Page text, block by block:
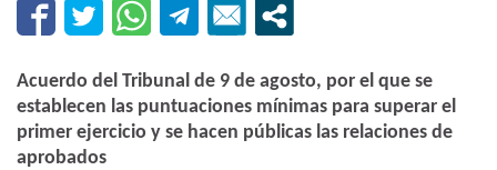
Acuerdo del Tribunal de 9 de agosto, por el que se
establecen las puntuaciones mínimas para superar el
primer ejercicio y se hacen públicas las relaciones de
aprobados